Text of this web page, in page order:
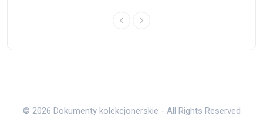
© 2026 Dokumenty kolekcjonerskie - All Rights Reserved